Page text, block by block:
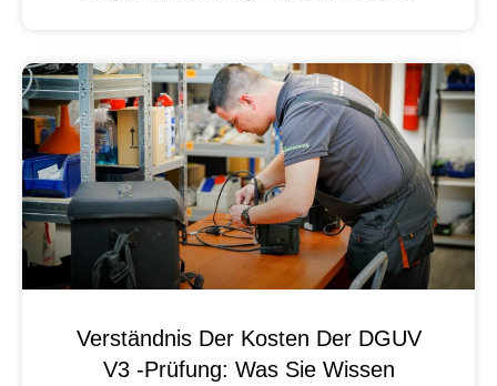
Verständnis Der Kosten Der DGUV
V3 -Prüfung: Was Sie Wissen